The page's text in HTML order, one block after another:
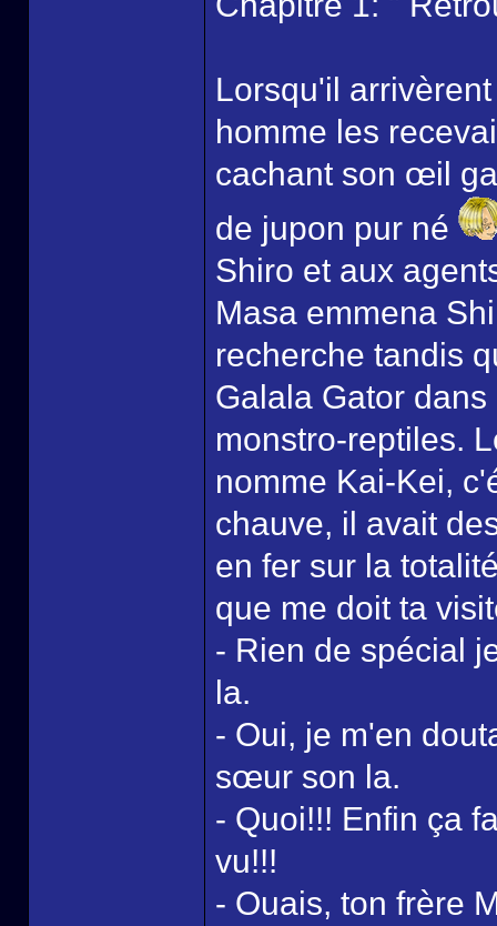
Lorsqu'il
homme les
cachant son œil
de jupon pur né
Shiro et aux
Masa emmena
recherche tandis
Galala Gator
monstro-reptiles.
nomme Kai-Kei,
chauve, il avait
en fer sur la
que me doit ta
- Rien de spécial
la.
- Oui, je m'en
sœur son la.
- Quoi!!! Enfin ça
vu!!!
- Ouais, ton frère